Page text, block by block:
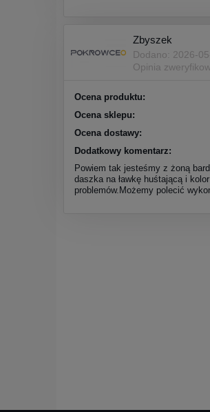
Zbyszek
Dodano: 2026-
Opinia
Ocena produktu:
Ocena sklepu:
Ocena dostawy:
Dodatkowy komentarz:
Powiem tak jesteśmy z żoną
daszka na ławkę huśtającą i
problemów.Możemy polecić